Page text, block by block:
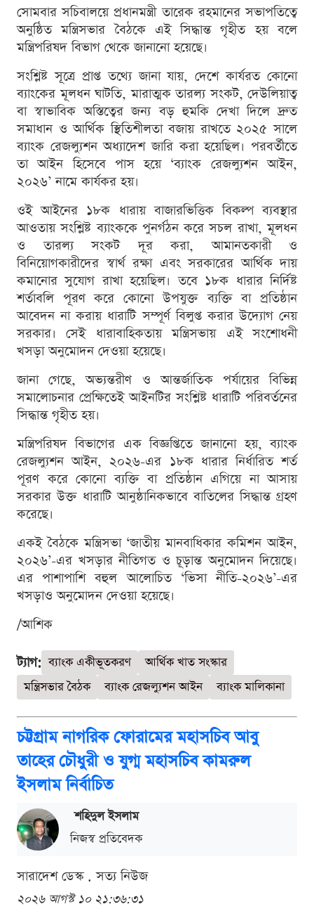
সোমবার সচিবালয়ে প্রধানমন্ত্রী তারেক রহমানের সভাপতিত্বে
অনুষ্ঠিত মন্ত্রিসভার বৈঠকে এই সিদ্ধান্ত গৃহীত হয় বলে
মন্ত্রিপরিষদ বিভাগ থেকে জানানো হয়েছে।
সংশ্লিষ্ট সূত্রে প্রাপ্ত তথ্যে জানা যায়, দেশে কার্যরত কোনো
ব্যাংকের মূলধন ঘাটতি, মারাত্মক তারল্য সংকট, দেউলিয়াত্ব
বা স্বাভাবিক অস্তিত্বের জন্য বড় হুমকি দেখা দিলে দ্রুত
সমাধান ও আর্থিক স্থিতিশীলতা বজায় রাখতে ২০২৫ সালে
ব্যাংক রেজল্যুশন অধ্যাদেশ জারি করা হয়েছিল। পরবর্তীতে
তা আইন হিসেবে পাস হয়ে ‘ব্যাংক রেজল্যুশন আইন,
২০২৬’ নামে কার্যকর হয়।
ওই আইনের ১৮ক ধারায় বাজারভিত্তিক বিকল্প ব্যবস্থার
আওতায় সংশ্লিষ্ট ব্যাংককে পুনর্গঠন করে সচল রাখা, মূলধন
ও তারল্য সংকট দূর করা, আমানতকারী ও
বিনিয়োগকারীদের স্বার্থ রক্ষা এবং সরকারের আর্থিক দায়
কমানোর সুযোগ রাখা হয়েছিল। তবে ১৮ক ধারার নির্দিষ্ট
শর্তাবলি পূরণ করে কোনো উপযুক্ত ব্যক্তি বা প্রতিষ্ঠান
আবেদন না করায় ধারাটি সম্পূর্ণ বিলুপ্ত করার উদ্যোগ নেয়
সরকার। সেই ধারাবাহিকতায় মন্ত্রিসভায় এই সংশোধনী
খসড়া অনুমোদন দেওয়া হয়েছে।
জানা গেছে, অভ্যন্তরীণ ও আন্তর্জাতিক পর্যায়ের বিভিন্ন
সমালোচনার প্রেক্ষিতেই আইনটির সংশ্লিষ্ট ধারাটি পরিবর্তনের
সিদ্ধান্ত গৃহীত হয়।
মন্ত্রিপরিষদ বিভাগের এক বিজ্ঞপ্তিতে জানানো হয়, ব্যাংক
রেজল্যুশন আইন, ২০২৬-এর ১৮ক ধারার নির্ধারিত শর্ত
পূরণ করে কোনো ব্যক্তি বা প্রতিষ্ঠান এগিয়ে না আসায়
সরকার উক্ত ধারাটি আনুষ্ঠানিকভাবে বাতিলের সিদ্ধান্ত গ্রহণ
করেছে।
একই বৈঠকে মন্ত্রিসভা ‘জাতীয় মানবাধিকার কমিশন আইন,
২০২৬’-এর খসড়ার নীতিগত ও চূড়ান্ত অনুমোদন দিয়েছে।
এর পাশাপাশি বহুল আলোচিত ‘ভিসা নীতি-২০২৬’-এর
খসড়াও অনুমোদন দেওয়া হয়েছে।
/আশিক
ট্যাগ: ব্যাংক একীভূতকরণ
আর্থিক খাত সংস্কার
মন্ত্রিসভার বৈঠক
ব্যাংক রেজল্যুশন আইন ব্যাংক মালিকানা
চট্টগ্রাম নাগরিক ফোরামের মহাসচিব আবু
তাহের চৌধুরী ও যুগ্ম মহাসচিব কামরুল
ইসলাম নির্বাচিত
শ‌হিদুল ইসলাম
নিজস্ব প্রতিবেদক
সারাদেশ ডেস্ক . সত্য নিউজ
২০২৬ আগস্ট ১০ ২১:৩৬:৩১